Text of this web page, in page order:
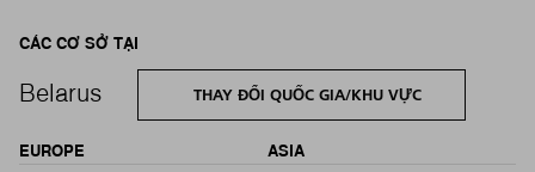
CÁC CƠ SỞ TẠI
Belarus THAY ĐỔI QUỐC GIA/KHU VỰC
EUROPE ASIA